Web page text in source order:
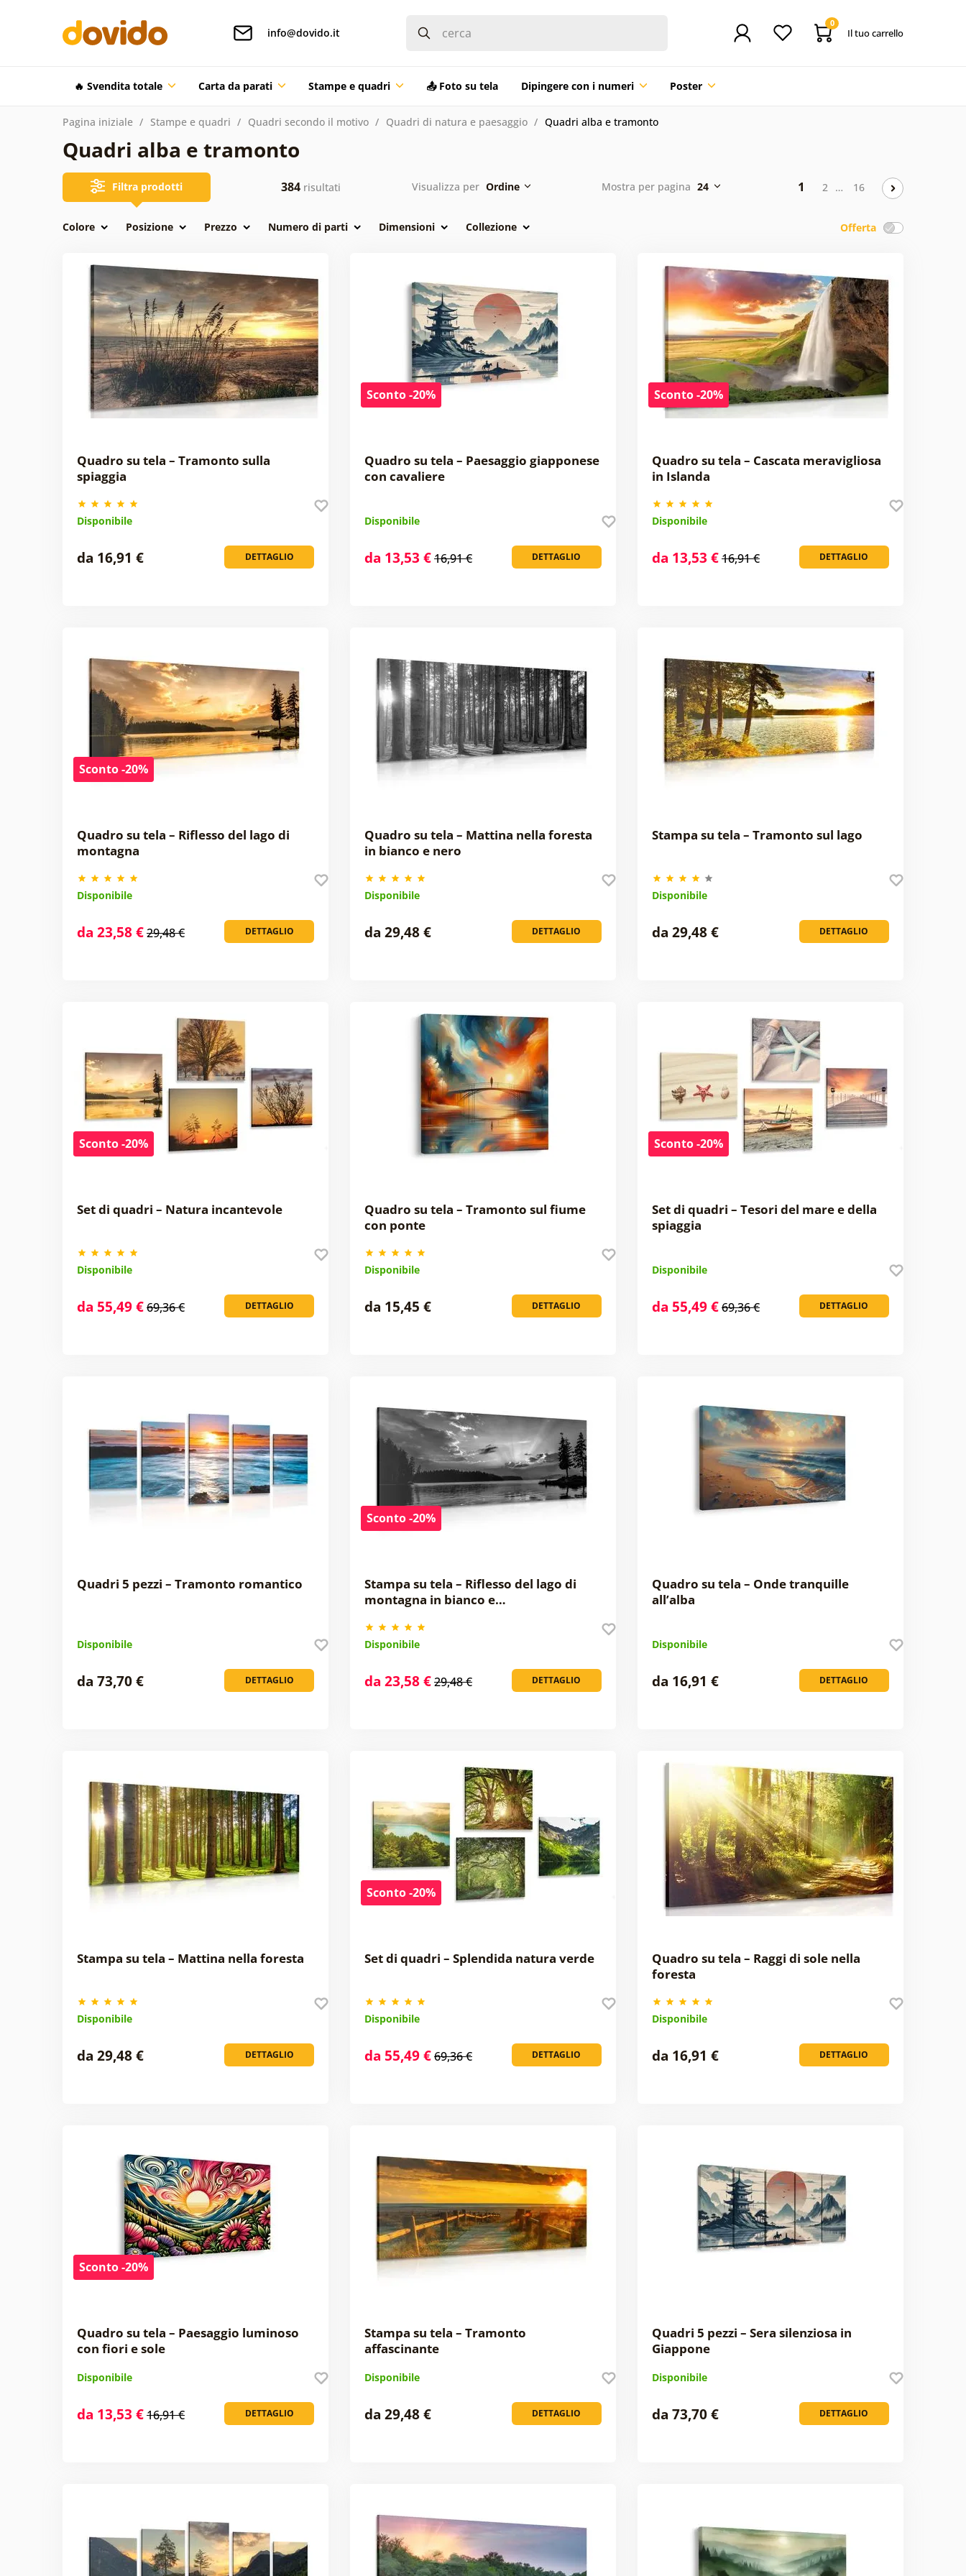
info@dovido.it
0
Il tuo carrello
🔥 Svendita totale Carta da parati Stampe e quadri 📤 Foto su tela Dipingere con i numeri Poster
Pagina iniziale Stampe e quadri Quadri secondo il motivo Quadri di natura e paesaggio Quadri alba e tramonto
Quadri alba e tramonto
Filtra prodotti 384 risultati Visualizza per Ordine Mostra per pagina 24 1 2 … 16
Offerta
Colore Posizione Prezzo Numero di parti Dimensioni Collezione
Quadro su tela – Tramonto sulla
spiaggia
Disponibile
DETTAGLIO
da 16,91 €
Sconto -20%
Quadro su tela – Paesaggio giapponese
con cavaliere
Disponibile
DETTAGLIO
da 13,53 €16,91 €
Sconto -20%
Quadro su tela – Cascata meravigliosa
in Islanda
Disponibile
DETTAGLIO
da 13,53 €16,91 €
Sconto -20%
Quadro su tela – Riflesso del lago di
montagna
Disponibile
DETTAGLIO
da 23,58 €29,48 €
Quadro su tela – Mattina nella foresta
in bianco e nero
Disponibile
DETTAGLIO
da 29,48 €
Stampa su tela – Tramonto sul lago
Disponibile
DETTAGLIO
da 29,48 €
Sconto -20%
Set di quadri – Natura incantevole
Disponibile
DETTAGLIO
da 55,49 €69,36 €
Quadro su tela – Tramonto sul fiume
con ponte
Disponibile
DETTAGLIO
da 15,45 €
Sconto -20%
Set di quadri – Tesori del mare e della
spiaggia
Disponibile
DETTAGLIO
da 55,49 €69,36 €
Quadri 5 pezzi – Tramonto romantico
Disponibile
DETTAGLIO
da 73,70 €
Sconto -20%
Stampa su tela – Riflesso del lago di
montagna in bianco e…
Disponibile
DETTAGLIO
da 23,58 €29,48 €
Quadro su tela – Onde tranquille
all’alba
Disponibile
DETTAGLIO
da 16,91 €
Stampa su tela – Mattina nella foresta
Disponibile
DETTAGLIO
da 29,48 €
Sconto -20%
Set di quadri – Splendida natura verde
Disponibile
DETTAGLIO
da 55,49 €69,36 €
Quadro su tela – Raggi di sole nella
foresta
Disponibile
DETTAGLIO
da 16,91 €
Sconto -20%
Quadro su tela – Paesaggio luminoso
con fiori e sole
Disponibile
DETTAGLIO
da 13,53 €16,91 €
Stampa su tela – Tramonto
affascinante
Disponibile
DETTAGLIO
da 29,48 €
Quadri 5 pezzi – Sera silenziosa in
Giappone
Disponibile
DETTAGLIO
da 73,70 €